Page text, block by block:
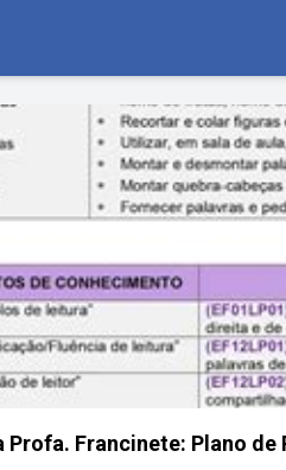
Profa. Francinete: Plano de